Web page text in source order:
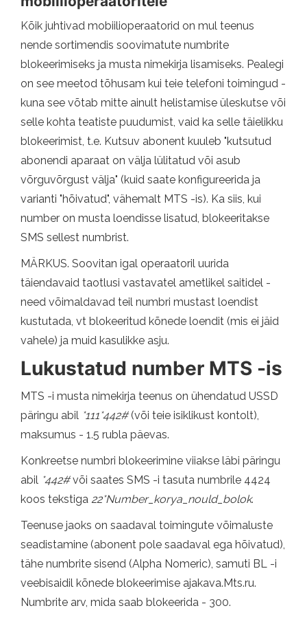
Kõik juhtivad mobiilioperaatorid on mul teenus
nende sortimendis soovimatute numbrite
blokeerimiseks ja musta nimekirja lisamiseks. Pealegi
on see meetod tõhusam kui teie telefoni toimingud -
kuna see võtab mitte ainult helistamise üleskutse või
selle kohta teatiste puudumist, vaid ka selle täielikku
blokeerimist, t.e. Kutsuv abonent kuuleb "kutsutud
abonendi aparaat on välja lülitatud või asub
võrguvõrgust välja" (kuid saate konfigureerida ja
varianti "hõivatud", vähemalt MTS -is). Ka siis, kui
number on musta loendisse lisatud, blokeeritakse
SMS sellest numbrist.
MÄRKUS. Soovitan igal operaatoril uurida
täiendavaid taotlusi vastavatel ametlikel saitidel -
need võimaldavad teil numbri mustast loendist
kustutada, vt blokeeritud kõnede loendit (mis ei jäid
vahele) ja muid kasulikke asju.
Lukustatud number MTS -is
MTS -i musta nimekirja teenus on ühendatud USSD
päringu abil *111*442#(või teie isiklikust kontolt),
maksumus - 1.5 rubla päevas.
Konkreetse numbri blokeerimine viiakse läbi päringu
abil *442#või saates SMS -i tasuta numbrile 4424
koos tekstiga 22*Number_korya_nould_bolok.
Teenuse jaoks on saadaval toimingute võimaluste
seadistamine (abonent pole saadaval ega hõivatud),
tähe numbrite sisend (Alpha Nomeric), samuti BL -i
veebisaidil kõnede blokeerimise ajakava.Mts.ru.
Numbrite arv, mida saab blokeerida - 300.